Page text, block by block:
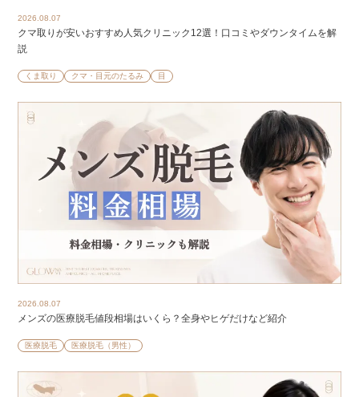
2026.08.07
クマ取りが安いおすすめ人気クリニック12選！口コミやダウンタイムを解
説
くま取り クマ・目元のたるみ 目
2026.08.07
メンズの医療脱毛値段相場はいくら？全身やヒゲだけなど紹介
医療脱毛 医療脱毛（男性）